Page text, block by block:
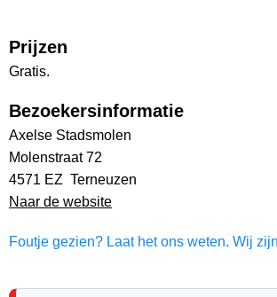
Prijzen
Gratis.
Bezoekersinformatie
Axelse Stadsmolen
Molenstraat 72
4571 EZ Terneuzen
Naar de website
Foutje gezien? Laat het ons weten. Wij